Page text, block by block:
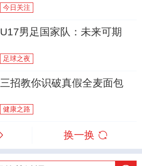
今日关注
U17男足国家队：未来可期
足球之夜
三招教你识破真假全麦面包
健康之路
换一换